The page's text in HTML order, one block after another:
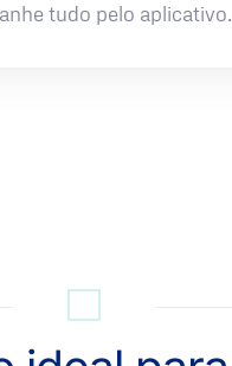
tudo pelo aplicativo.